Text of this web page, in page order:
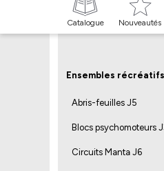
Catalogue Nouveautés
Ensembles récréatifs
Abris-feuilles J5
Blocs psychomoteurs
Circuits Manta J6